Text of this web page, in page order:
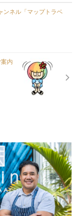
ンネル「マップトラベ
内